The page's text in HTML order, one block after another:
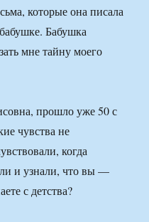
которые она писала
Бабушка
мне тайну моего
прошло уже 50 с
чувства не
когда
и узнали, что вы —
с детства?